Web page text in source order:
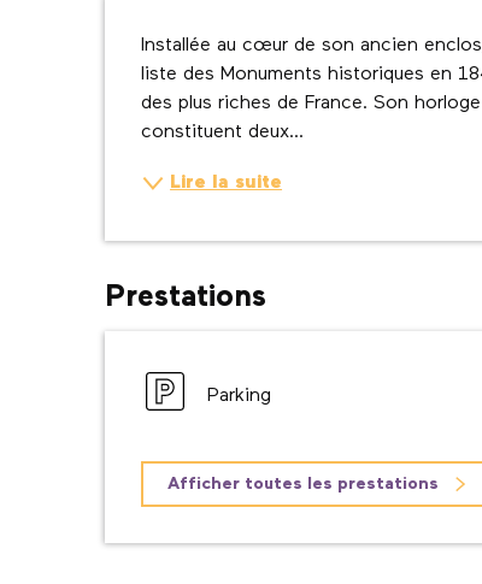
Description
Installée au cœur de son ancien
liste des Monuments historiques en
des plus riches de France. Son
constituent deux...
Lire la suite
Prestations
Parking
Afficher toutes les prestations